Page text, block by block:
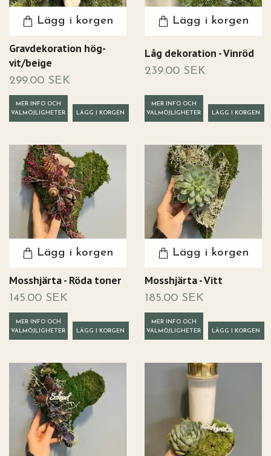
Lägg i korgen
Gravdekoration hög-
vit/beige
299.00 SEK
MER INFO OCH
VALMÖJLIGHETER
Lägg i korgen
Låg dekoration - Vinröd
239.00 SEK
MER INFO OCH
VALMÖJLIGHETER
Lägg i korgen
Mosshjärta - Röda toner
145.00 SEK
MER INFO OCH
VALMÖJLIGHETER
Lägg i korgen
Mosshjärta - Vitt
185.00 SEK
MER INFO OCH
VALMÖJLIGHETER